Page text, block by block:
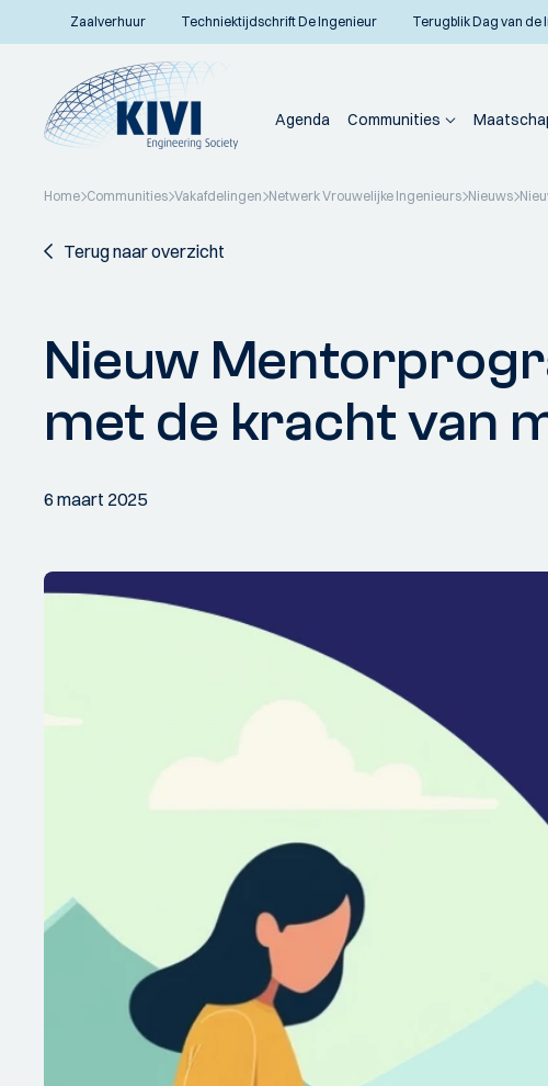
Zaalverhuur Techniektijdschrift De Ingenieur Terugblik Dag van de
Agenda Communities
Home Communities Vakafdelingen Netwerk Vrouwelijke Ingenieurs Nieuws
Terug naar overzicht
Nieuw
met de kracht van
6 maart 2025